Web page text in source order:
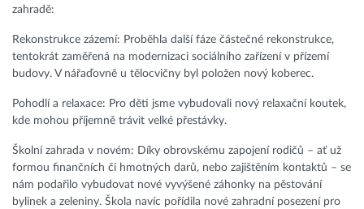
zahradě:
Rekonstrukce zázemí: Proběhla další fáze částečné rekonstrukce,
tentokrát zaměřená na modernizaci sociálního zařízení v přízemí
budovy. V nářaďovně u tělocvičny byl položen nový koberec.
Pohodlí a relaxace: Pro děti jsme vybudovali nový relaxační koutek,
kde mohou příjemně trávit velké přestávky.
Školní zahrada v novém: Díky obrovskému zapojení rodičů – ať už
formou finančních či hmotných darů, nebo zajištěním kontaktů – se
nám podařilo vybudovat nové vyvýšené záhonky na pěstování
bylinek a zeleniny. Škola navíc pořídila nové zahradní posezení pro